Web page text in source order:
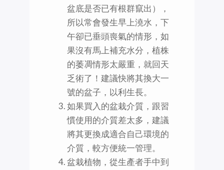
盆底是否已有根群竄出），
所以常會發生早上澆水，下
午卻已垂頭喪氣的情形，如
果沒有馬上補充水分，植株
的萎凋情形太嚴重，就回天
乏術了！建議快將其換大一
號的盆子，以利生長。
如果買入的盆栽介質，跟習
慣使用的介質差太多，建議
將其更換成適合自己環境的
介質，較方便統一管理。
盆栽植物，從生產者手中到